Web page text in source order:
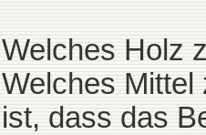
Welches Holz
Welches Mittel
ist, dass das